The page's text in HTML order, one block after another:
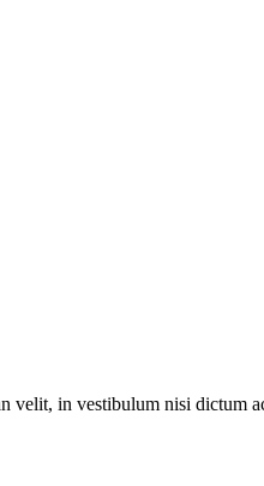
velit, in vestibulum nisi dictum